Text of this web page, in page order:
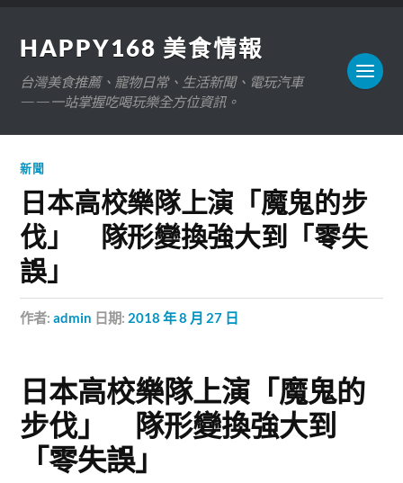
HAPPY168 美食情報
台灣美食推薦、寵物日常、生活新聞、電玩汽車
——一站掌握吃喝玩樂全方位資訊。
新聞
日本高校樂隊上演「魔鬼的步
伐」 隊形變換強大到「零失
誤」
作者:admin 日期: 2018 年 8 月 27 日
日本高校樂隊上演「魔鬼的
步伐」 隊形變換強大到
「零失誤」